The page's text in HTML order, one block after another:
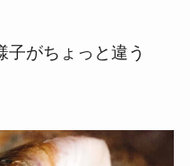
子がちょっと違う